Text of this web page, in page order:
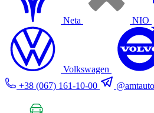
Neta NIO
Volkswagen
+38 (067) 161-10-00
@amtauto